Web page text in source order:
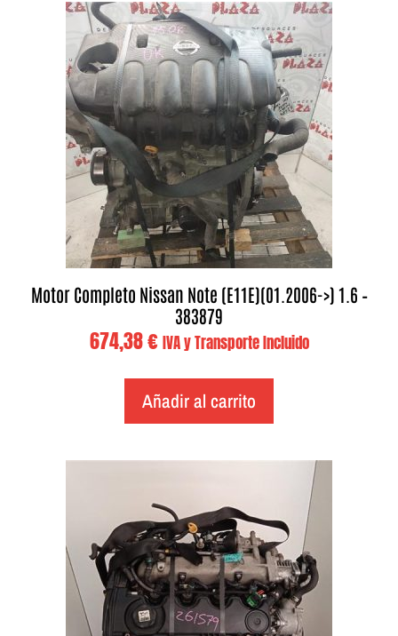
Motor Completo Nissan Note (E11E)(01.2006->) 1.6 –
383879
674,38€ IVA y Transporte Incluido
Añadir al carrito